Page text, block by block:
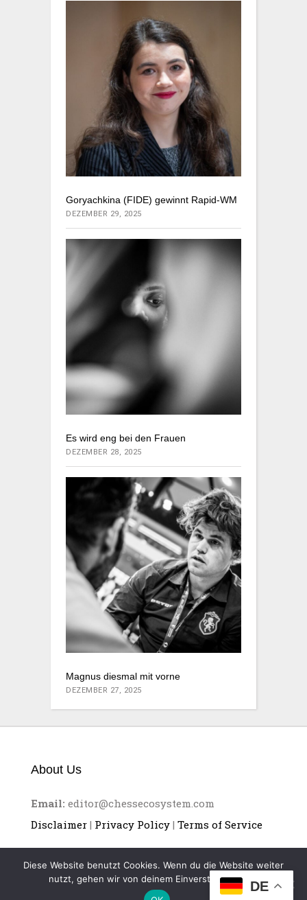
Goryachkina (FIDE) gewinnt Rapid-WM
DEZEMBER 29, 2025
Es wird eng bei den Frauen
DEZEMBER 28, 2025
Magnus diesmal mit vorne
DEZEMBER 27, 2025
About Us
Email: editor@chessecosystem.com
Disclaimer | Privacy Policy | Terms of Service
DE
Diese Website benutzt Cookies. Wenn du die Website weiter
nutzt, gehen wir von deinem Einverständnis aus.